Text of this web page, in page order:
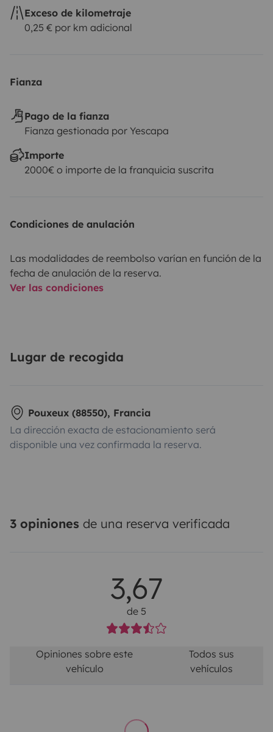
Exceso de kilometraje
0,25 € por km adicional
Fianza
Pago de la fianza
Fianza gestionada por Yescapa
Importe
2000€ o importe de la franquicia suscrita
Condiciones de anulación
Las modalidades de reembolso varían en función de la
fecha de anulación de la reserva.
Ver las condiciones
Lugar de recogida
Pouxeux (88550), Francia
La dirección exacta de estacionamiento será
disponible una vez confirmada la reserva.
3 opiniones de una reserva verificada
3,67
de 5
Opiniones sobre este
vehículo
Todos sus
vehículos